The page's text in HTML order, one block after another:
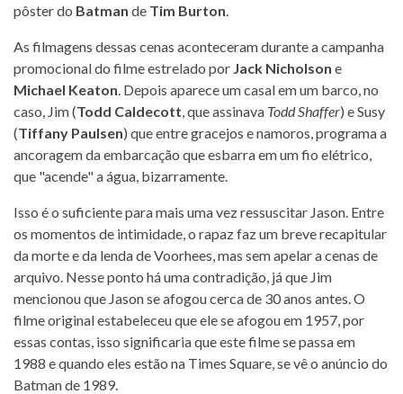
pôster do Batman de Tim Burton.
As filmagens dessas cenas aconteceram durante a campanha
promocional do filme estrelado por Jack Nicholson e
Michael Keaton. Depois aparece um casal em um barco, no
caso, Jim (Todd Caldecott, que assinava Todd Shaffer) e Susy
(Tiffany Paulsen) que entre gracejos e namoros, programa a
ancoragem da embarcação que esbarra em um fio elétrico,
que "acende" a água, bizarramente.
Isso é o suficiente para mais uma vez ressuscitar Jason. Entre
os momentos de intimidade, o rapaz faz um breve recapitular
da morte e da lenda de Voorhees, mas sem apelar a cenas de
arquivo. Nesse ponto há uma contradição, já que Jim
mencionou que Jason se afogou cerca de 30 anos antes. O
filme original estabeleceu que ele se afogou em 1957, por
essas contas, isso significaria que este filme se passa em
1988 e quando eles estão na Times Square, se vê o anúncio do
Batman de 1989.